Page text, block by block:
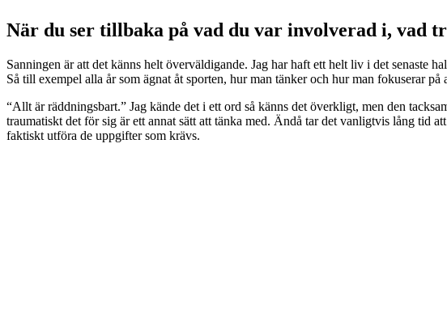
När du ser tillbaka på vad du var involverad i, vad
Sanningen är att det känns helt överväldigande. Jag har haft ett helt liv i det senaste
Så till exempel alla år som ägnat åt sporten, hur man tänker och hur man fokuserar
“Allt är räddningsbart.” Jag kände det i ett ord så känns det överkligt, men den
traumatiskt det för sig är ett annat sätt att tänka med. Ändå tar det vanligtvis lång tid
faktiskt utföra de uppgifter som krävs.